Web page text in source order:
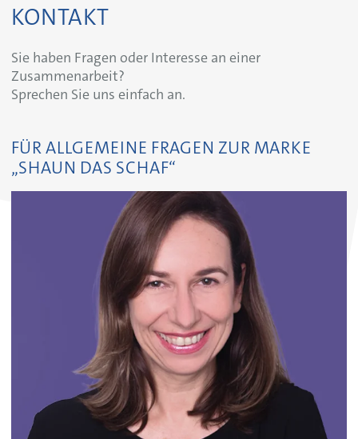
KONTAKT
Sie haben Fragen oder Interesse an einer
Zusammenarbeit?
Sprechen Sie uns einfach an.
FÜR ALLGEMEINE FRAGEN ZUR MARKE
„SHAUN DAS SCHAF“